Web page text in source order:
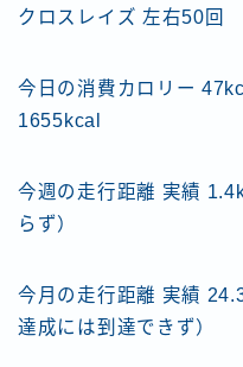
クロスレイズ 左右50回
今日の消費カロリー
1655kcal
今週の走行距離 実績
らず）
今月の走行距離 実績
達成には到達できず）